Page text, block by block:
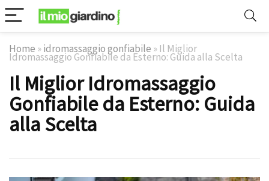
Home »idromassaggio gonfiabile » Il Miglior
Idromassaggio Gonfiabile da Esterno: Guida alla Scelta
Il Miglior Idromassaggio
Gonfiabile da Esterno: Guida
alla Scelta